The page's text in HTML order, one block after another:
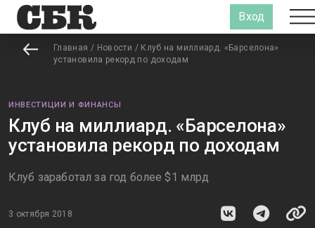
Вход
Главная / Новости / Клуб на миллиард. «Барселона»
установила рекорд по доходам
ИНВЕСТИЦИИ И ФИНАНСЫ
Клуб на миллиард. «Барселона»
установила рекорд по доходам
Клуб заработал за год более $1 млрд
3 октября 2018